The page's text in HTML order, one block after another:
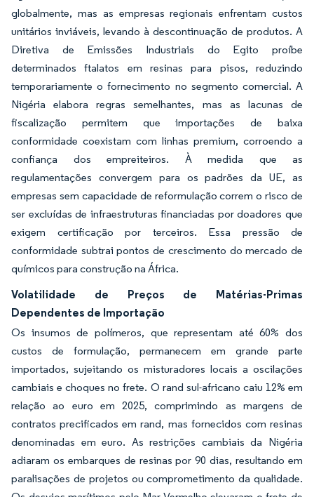
globalmente, mas as empresas regionais enfrentam custos
unitários inviáveis, levando à descontinuação de produtos. A
Diretiva de Emissões Industriais do Egito proíbe
determinados ftalatos em resinas para pisos, reduzindo
temporariamente o fornecimento no segmento comercial. A
Nigéria elabora regras semelhantes, mas as lacunas de
fiscalização permitem que importações de baixa
conformidade coexistam com linhas premium, corroendo a
confiança dos empreiteiros. À medida que as
regulamentações convergem para os padrões da UE, as
empresas sem capacidade de reformulação correm o risco de
ser excluídas de infraestruturas financiadas por doadores que
exigem certificação por terceiros. Essa pressão de
conformidade subtrai pontos de crescimento do mercado de
químicos para construção na África.
Volatilidade de Preços de Matérias-Primas
Dependentes de Importação
Os insumos de polímeros, que representam até 60% dos
custos de formulação, permanecem em grande parte
importados, sujeitando os misturadores locais a oscilações
cambiais e choques no frete. O rand sul-africano caiu 12% em
relação ao euro em 2025, comprimindo as margens de
contratos precificados em rand, mas fornecidos com resinas
denominadas em euro. As restrições cambiais da Nigéria
adiaram os embarques de resinas por 90 dias, resultando em
paralisações de projetos ou comprometimento da qualidade.